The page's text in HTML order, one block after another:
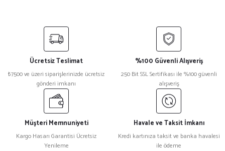
Ücretsiz Teslimat
₺7500 ve üzeri siparişlerinizde ücretsiz
gönderi imkanı
%100 Güvenli Alışveriş
250 Bit SSL Sertifikası ile %100 güvenli
alışveriş
Müşteri Memnuniyeti
Kargo Hasarı Garantisi Ücretsiz
Yenileme
Havale ve Taksit İmkanı
Kredi kartınıza taksit ve banka havalesi
ile ödeme